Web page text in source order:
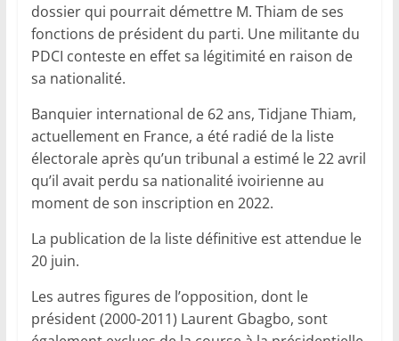
dossier qui pourrait démettre M. Thiam de ses
fonctions de président du parti. Une militante du
PDCI conteste en effet sa légitimité en raison de
sa nationalité.
Banquier international de 62 ans, Tidjane Thiam,
actuellement en France, a été radié de la liste
électorale après qu’un tribunal a estimé le 22 avril
qu’il avait perdu sa nationalité ivoirienne au
moment de son inscription en 2022.
La publication de la liste définitive est attendue le
20 juin.
Les autres figures de l’opposition, dont le
président (2000-2011) Laurent Gbagbo, sont